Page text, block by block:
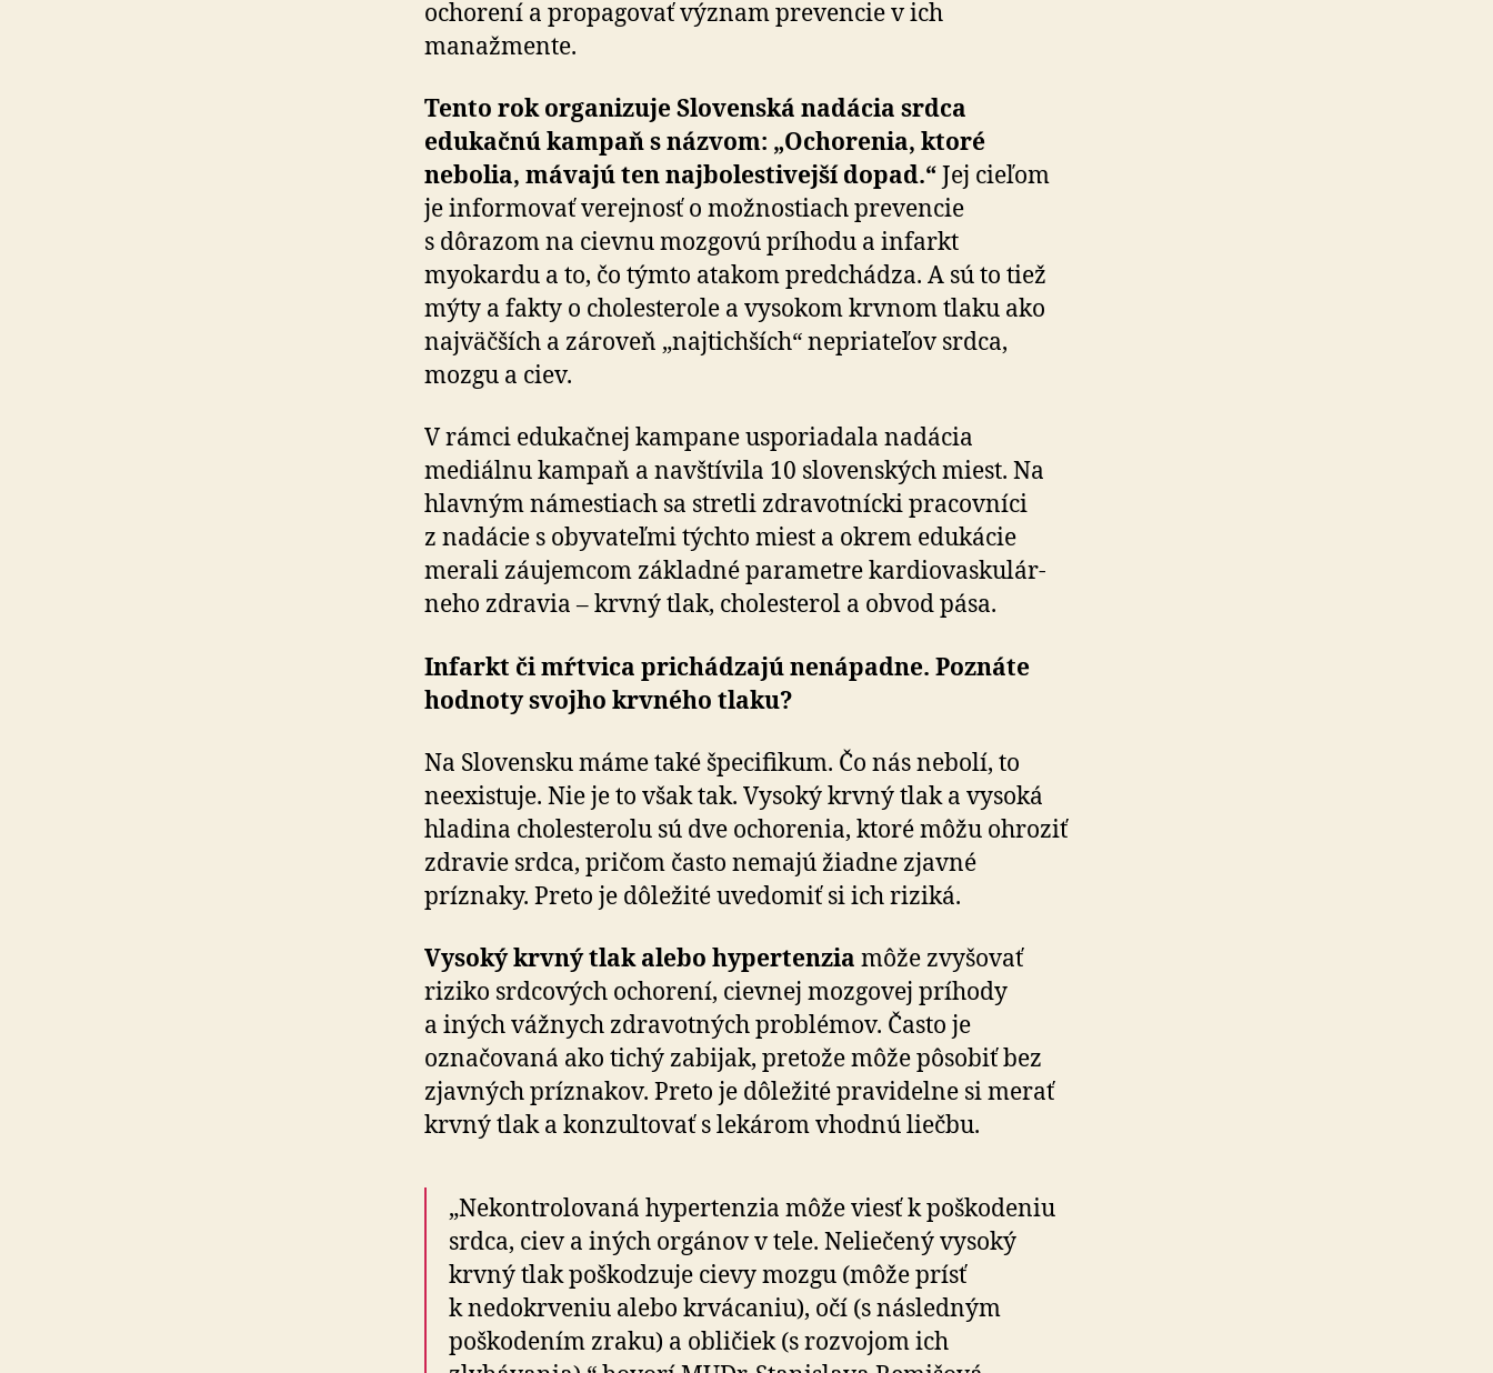
ochorení a pro­pa­govať význam pre­vencie v ich
manažmente.
Tento rok organizuje Slovenská nadácia srdca
edukačnú kampaň s názvom: „Ochorenia, ktoré
nebolia, mávajú ten najbolestivejší dopad.“Jej cieľom
je informovať verejnosť o možnostiach prevencie
s dôrazom na cievnu mozgovú príhodu a infarkt
myokardu a to, čo týmto atakom predchádza. A sú to tiež
mýty a fakty o cholesterole a vysokom krvnom tlaku ako
najväčších a zároveň „najtichších“ nepriateľov srdca,
mozgu a ciev.
V rámci edukačnej kampane usporiadala nadácia
mediálnu kampaň a navštívila 10 slovenských miest. Na
hlavným námestiach sa stretli zdravotnícki pracovníci
z nadácie s obyvateľmi týchto miest a okrem edukácie
merali záujemcom základné parametre kar­dio­vas­ku­lár­
neho zdravia – krvný tlak, cholesterol a obvod pása.
Infarkt či mŕtvica prichádzajú nenápadne. Poznáte
hodnoty svojho krvného tlaku?
Na Slovensku máme také špecifikum. Čo nás nebolí, to
neexistuje. Nie je to však tak. Vysoký krvný tlak a vysoká
hladina cholesterolu sú dve ochorenia, ktoré môžu ohroziť
zdravie srdca, pričom často nemajú žiadne zjavné
príznaky. Preto je dôležité uvedomiť si ich riziká.
Vysoký krvný tlak alebo hypertenzia môže zvyšovať
riziko srdcových ochorení, cievnej mozgovej príhody
a iných vážnych zdravotných problémov. Často je
označovaná ako tichý zabijak, pretože môže pôsobiť bez
zjavných príznakov. Preto je dôležité pravidelne si merať
krvný tlak a konzultovať s lekárom vhodnú liečbu.
„Nekontrolovaná hypertenzia môže viesť k poškodeniu
srdca, ciev a iných orgánov v tele. Neliečený vysoký
krvný tlak poškodzuje cievy mozgu (môže prísť
k nedokrveniu alebo krvácaniu), očí (s následným
poškodením zraku) a obličiek (s rozvojom ich